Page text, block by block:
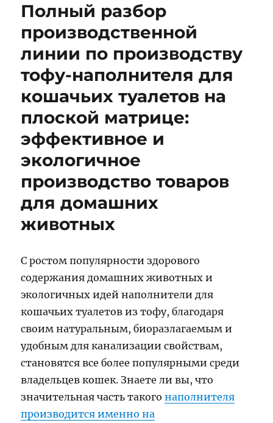
Полный разбор
производственной
линии по производству
тофу-наполнителя для
кошачьих туалетов на
плоской матрице:
эффективное и
экологичное
производство товаров
для домашних
животных
С ростом популярности здорового
содержания домашних животных и
экологичных идей наполнители для
кошачьих туалетов из тофу, благодаря
своим натуральным, биоразлагаемым и
удобным для канализации свойствам,
становятся все более популярными среди
владельцев кошек. Знаете ли вы, что
значительная часть такогонаполнителя
производится именно на